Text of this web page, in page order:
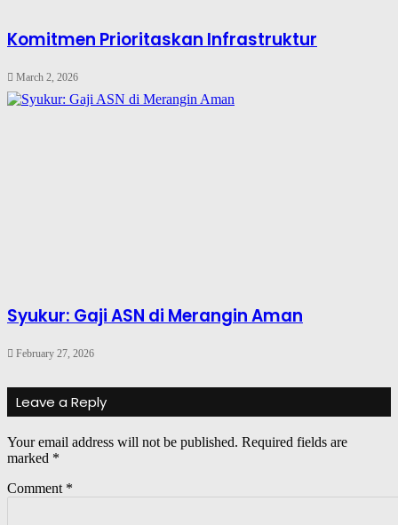
Komitmen Prioritaskan Infrastruktur
March 2, 2026
Syukur: Gaji ASN di Merangin Aman
February 27, 2026
Leave a Reply
Your email address will not be published. Required fields are
marked *
Comment *